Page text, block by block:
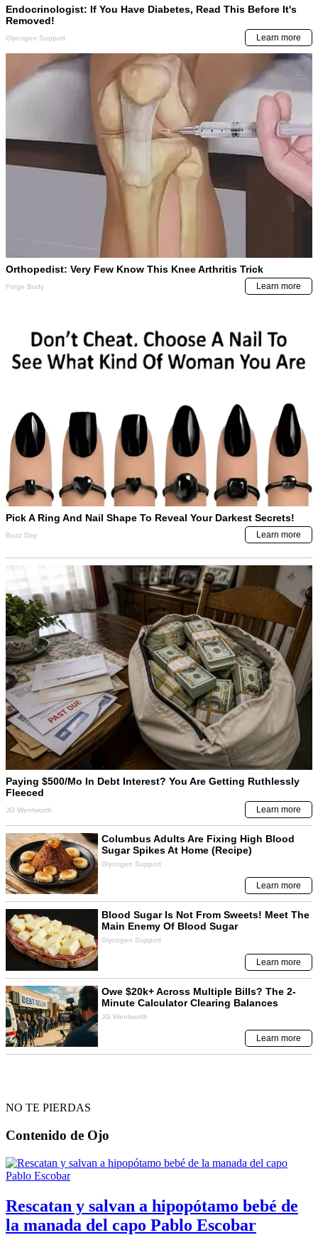
NO TE PIERDAS
Contenido de Ojo
Rescatan y salvan a hipopótamo bebé de
la manada del capo Pablo Escobar